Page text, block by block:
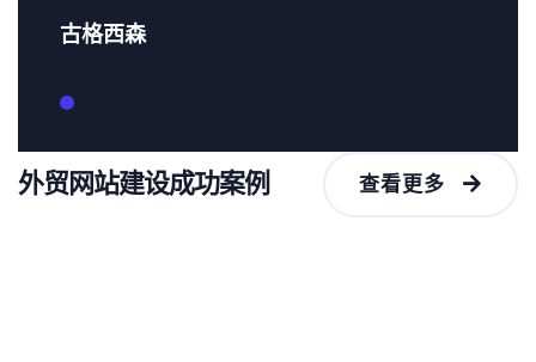
古格西森
外贸网站建设成功案例 查看更多